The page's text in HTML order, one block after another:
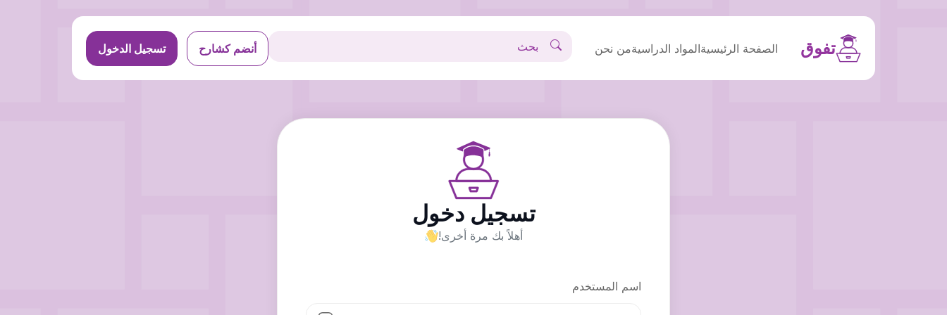
تفوق الصفحة الرئيسيةالمواد الدراسيةمن نحن أنضم كشارح تسجيل الدخول
تسجيل دخول
أهلاً بك مرة أخرى!
اسم المستخدم